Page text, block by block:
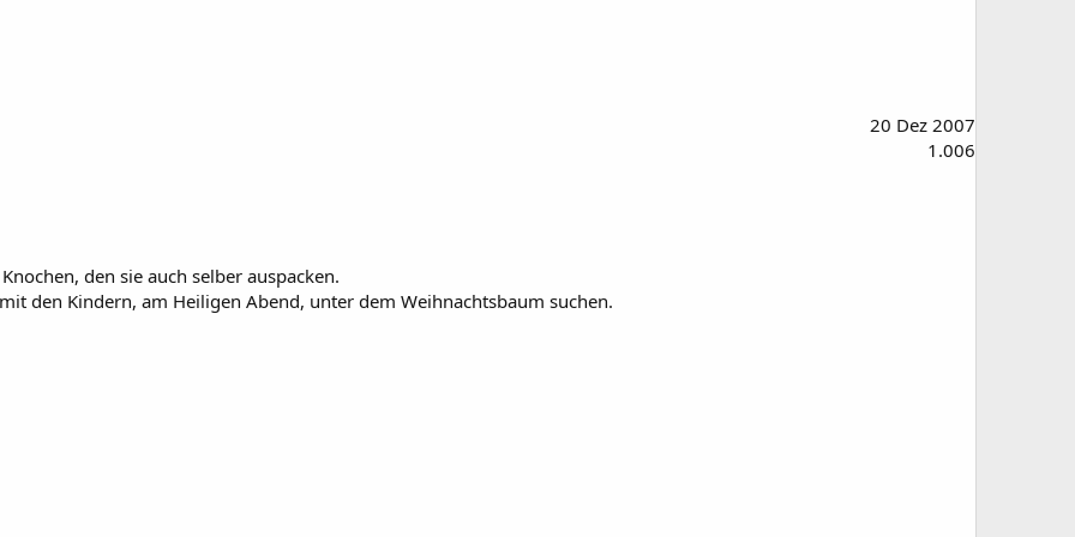
20 Dez 2007
1.006
den sie auch selber auspacken.
den Kindern, am Heiligen Abend, unter dem Weihnachtsbaum suchen.